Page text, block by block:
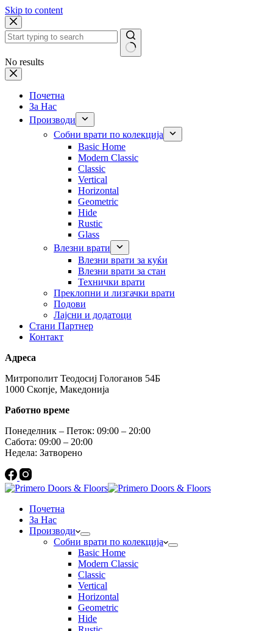
Skip to content
No results
Почетна
За Нас
Производи
Собни врати по колекција
Basic Home
Modern Classic
Classic
Vertical
Horizontal
Geometric
Hide
Rustic
Glass
Влезни врати
Влезни врати за куќи
Влезни врати за стан
Технички врати
Преклопни и лизгачки врати
Подови
Лајсни и додатоци
Стани Партнер
Контакт
Адреса
Митрополит Теодосиј Гологанов 54Б
1000 Скопје, Македонија
Работно време
Понеделник – Петок: 09:00 – 20:00
Сабота: 09:00 – 20:00
Недела: Затворено
Почетна
За Нас
Производи
Собни врати по колекција
Basic Home
Modern Classic
Classic
Vertical
Horizontal
Geometric
Hide